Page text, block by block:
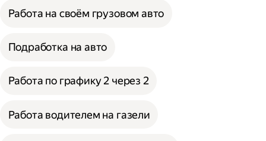
Работа на своём грузовом авто
Подработка на авто
Работа по графику 2 через 2
Работа водителем на газели